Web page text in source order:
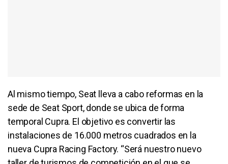
Al mismo tiempo, Seat lleva a cabo reformas en la
sede de Seat Sport, donde se ubica de forma
temporal Cupra. El objetivo es convertir las
instalaciones de 16.000 metros cuadrados en la
nueva Cupra Racing Factory. “Será nuestro nuevo